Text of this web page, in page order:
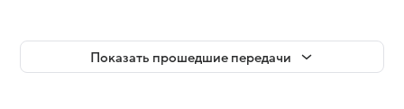
Показать прошедшие передачи